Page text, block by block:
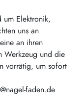
um Elektronik,
uns an
an ihren
Werkzeug und die
vorrätig, um sofort
faden.de